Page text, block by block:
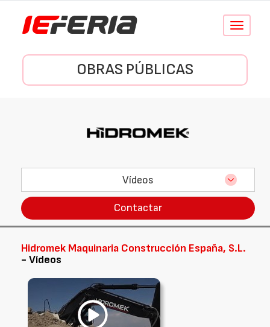
Conmutar
OBRAS PÚBLICAS
Vídeos
Contactar
Hidromek Maquinaria Construcción España, S.L.
- Vídeos